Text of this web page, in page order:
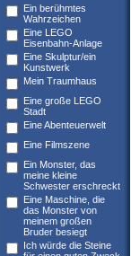
Ein berühmtes
Wahrzeichen
Eine LEGO
Eisenbahn-Anlage
Eine Skulptur/ein
Kunstwerk
Mein Traumhaus
Eine große LEGO
Stadt
Eine Abenteuerwelt
Eine Filmszene
Ein Monster, das
meine kleine
Schwester erschreckt
Eine Maschine, die
das Monster von
meinem großen
Bruder besiegt
Ich würde die Steine